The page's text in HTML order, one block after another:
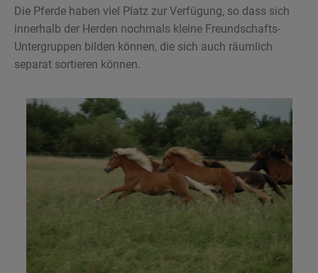
Die Pferde haben viel Platz zur Verfügung, so dass sich
innerhalb der Herden nochmals kleine Freundschafts-
Untergruppen bilden können, die sich auch räumlich
separat sortieren können.